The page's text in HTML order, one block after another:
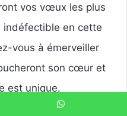
vos vœux les plus
indéfectible en cette
vous à émerveiller
son cœur et
est unique.